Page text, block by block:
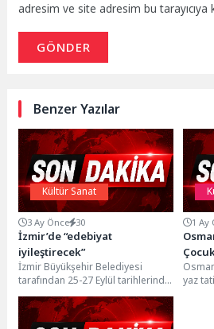
adresim ve site adresim bu tarayıcıya
GÖNDER
Benzer Yazılar
Kültür Sanat
3 Ay Önce 30
İzmir’de “edebiyat
iyileştirecek”
İzmir Büyükşehir Belediyesi
tarafından 25-27 Eylül tarihlerinde
yapılacak 10. İzmir Uluslararası
Edebiyat Festivali kapsamında
lise...
1 Ay
Keyfi
yaz